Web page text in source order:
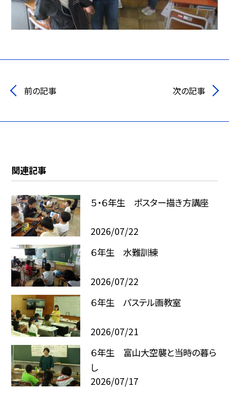
前の記事 次の記事
関連記事
５・６年生 ポスター描き方講座
2026/07/22
６年生 水難訓練
2026/07/22
６年生 パステル画教室
2026/07/21
６年生 富山大空襲と当時の暮ら
し
2026/07/17